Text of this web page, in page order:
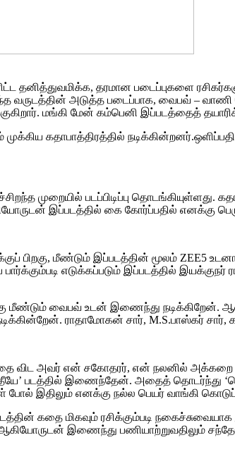
தனித்துவமிக்க, தரமான படைப்புகளை
வருடத்தின் அடுத்த படைப்பாக, வைபவ் –
மங்கி மேன் கம்பெனி இப்படத்தைத்
கதாபாத்திரத்தில்
முறையில் படப்பிடிப்பு தொடங்கியுள்ளது.
இப்படத்தில் கை கோர்ப்பதில் எனக்கு
பிறகு, மீண்டும் இப்படத்தின் மூலம் ZEE5
பார்க்கும்படி எடுக்கப்படும் இப்படத்தில்
மீண்டும் வைபவ் உடன் இணைந்து நடிக்கிறேன்.
ராதாமோகன் சார், M.S.பாஸ்கர்
விட அவர் என் சகோதரர், என் நலனில் அக்கறை
படத்தில் இணைந்தேன். அதைத் தொடர்ந்து
இதிலும் எனக்கு நல்ல பெயர் வாங்கி
கதை மிகவும் ரசிக்கும்படி நகைச்சுவையாக
இணைந்து பணியாற்றுவதிலும்